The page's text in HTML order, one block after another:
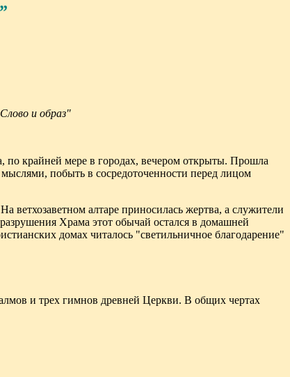
и образ"
по крайней мере в городах, вечером открыты. Прошла
мыслями, побыть в сосредоточенности перед лицом
ветхозаветном алтаре приносилась жертва, а служители
Храма этот обычай остался в домашней
домах читалось "светильничное благодарение"
и трех гимнов древней Церкви. В общих чертах